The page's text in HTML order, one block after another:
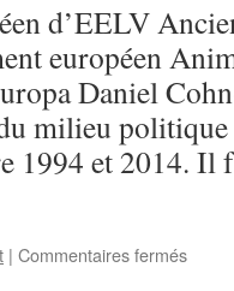
d’EELV
européen
Daniel
milieu politique
1994 et 2014.
| Commentaires ferméssur